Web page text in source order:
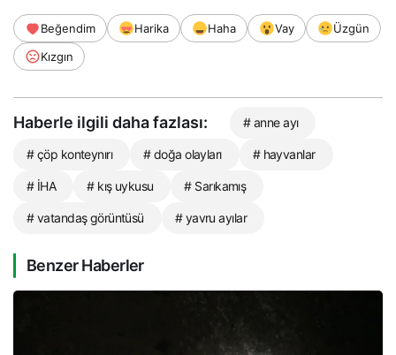
Beğendim Harika Haha Vay
Üzgün
Kızgın
Haberle ilgili daha fazlası: # anne ayı
# çöp konteynırı # doğa olayları # hayvanlar
# İHA # kış uykusu # Sarıkamış
# vatandaş görüntüsü # yavru ayılar
Benzer Haberler